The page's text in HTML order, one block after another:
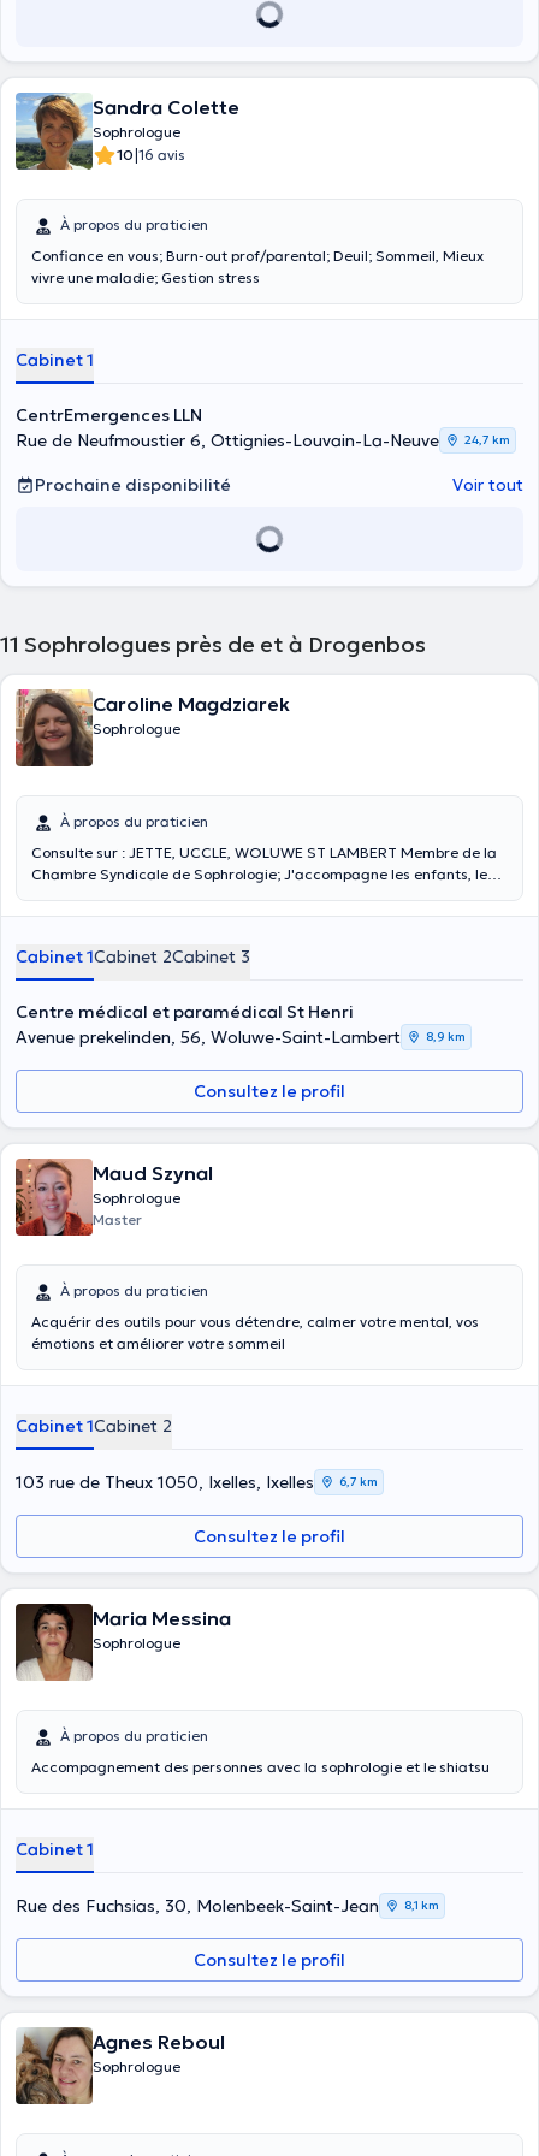
Sandra Colette
Sophrologue
10|16 avis
À propos du praticien
Confiance en vous; Burn-out prof/parental; Deuil; Sommeil, Mieux
vivre une maladie; Gestion stress
Cabinet 1
CentrEmergences LLN
Rue de Neufmoustier 6, Ottignies-Louvain-La-Neuve
24,7 km
Prochaine disponibilité Voir tout
11 Sophrologues près de et à Drogenbos
Caroline Magdziarek
Sophrologue
À propos du praticien
Consulte sur : JETTE, UCCLE, WOLUWE ST LAMBERT Membre de la
Chambre Syndicale de Sophrologie; J'accompagne les enfants, les
stress, gestion des émotions, gestion de la douleur, traitement de
concentration. J'accompagne également les personnes désireuses
de se préparer mentalement (préparation aux examens, prise de
parole en public, entretien, naissance...) ainsi que les femmes
enceintes pour les aider à vivre une grossesse sereine. Les séances
se font sur rendez-vous aux adresses suivantes : -Centre médical et
Paramédical St- Henri : 56 av. Prekelinden à Woluwé St Lambert
(proche Montgomery) -Centre paramédical : 300 av. Brugmann à
Uccle (vanderkindere) -Centre de santé et de bien-être ThéraMove :
Cabinet 1Cabinet 2Cabinet 3
Centre médical et paramédical St Henri
Avenue prekelinden, 56, Woluwe-Saint-Lambert
8,9 km
Consultez le profil
Maud Szynal
Sophrologue
Master
À propos du praticien
Acquérir des outils pour vous détendre, calmer votre mental, vos
émotions et améliorer votre sommeil
Cabinet 1Cabinet 2
103 rue de Theux 1050, Ixelles, Ixelles 6,7 km
Consultez le profil
Maria Messina
Sophrologue
À propos du praticien
Accompagnement des personnes avec la sophrologie et le shiatsu
Cabinet 1
Rue des Fuchsias, 30, Molenbeek-Saint-Jean 8,1 km
Consultez le profil
Agnes Reboul
Sophrologue